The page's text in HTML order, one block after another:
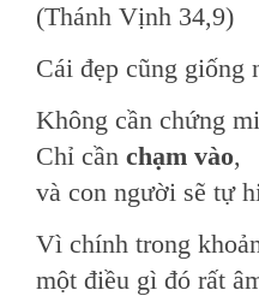
(Thánh Vịnh 34,9)
Cái đẹp cũng giống
Không cần chứng
Chỉ cần chạm vào,
và con người sẽ tự
Vì chính trong
một điều gì đó rất